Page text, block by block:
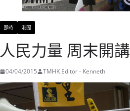
即時 港聞
人民力量 周末開講
04/04/2015 TMHK Editor - Kenneth